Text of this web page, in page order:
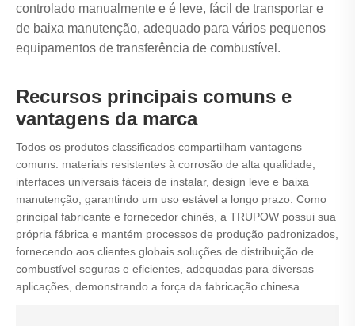
controlado manualmente e é leve, fácil de transportar e
de baixa manutenção, adequado para vários pequenos
equipamentos de transferência de combustível.
Recursos principais comuns e
vantagens da marca
Todos os produtos classificados compartilham vantagens
comuns: materiais resistentes à corrosão de alta qualidade,
interfaces universais fáceis de instalar, design leve e baixa
manutenção, garantindo um uso estável a longo prazo. Como
principal fabricante e fornecedor chinês, a TRUPOW possui sua
própria fábrica e mantém processos de produção padronizados,
fornecendo aos clientes globais soluções de distribuição de
combustível seguras e eficientes, adequadas para diversas
aplicações, demonstrando a força da fabricação chinesa.